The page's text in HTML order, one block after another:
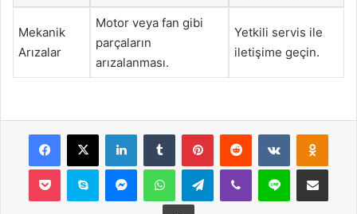
Mekanik
Arızalar
Motor veya fan gibi
parçaların
arızalanması.
Yetkili servis ile
iletişime geçin.
Facebook
X LinkedInTumblr PinterestReddit VKontakte
Pocket Skype MessengerWhatsAppTelegramViber Line E-Posta ile
Yazdır